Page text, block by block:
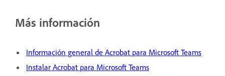
Más información
Información general de Acrobat para Microsoft Teams
Instalar Acrobat para Microsoft Teams